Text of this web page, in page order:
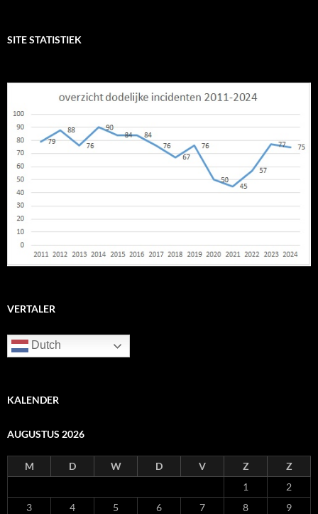
SITE STATISTIEK
VERTALER
Dutch
KALENDER
AUGUSTUS 2026
M D W D V Z
Z
1
2
3
4 5 6 7 8
9